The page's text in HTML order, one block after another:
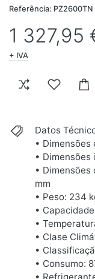
Referência: PZ2600TN
1 327,95
+ IVA
Datos
• Dimensões
•
•
mm
• Peso: 234
•
•
• Clase
•
• Consumo: